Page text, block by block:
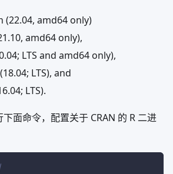
(22.04, amd64 only)
amd64 only),
LTS and amd64 only),
LTS), and
LTS).
面命令，配置关于 CRAN 的 R 二进